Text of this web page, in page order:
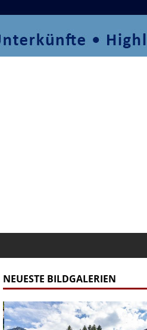
NEUESTE BILDGALERIEN